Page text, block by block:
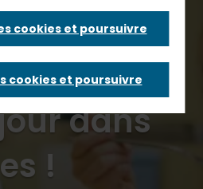
Épinal :
nourrir
dans
!
cookies et poursuivre
cookies et poursuivre